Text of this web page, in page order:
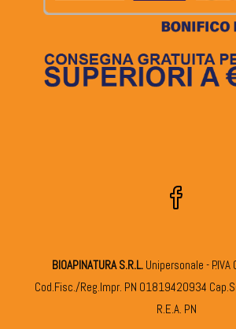
BIOAPINATURA S.R.L. Unipersonale -
Cod.Fisc./Reg.Impr. PN 01819420934
R.E.A. PN